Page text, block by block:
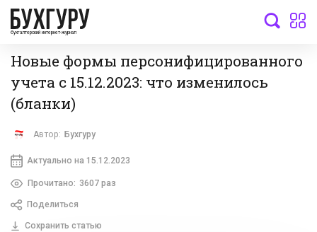
бухгалтерский интернет-журнал
Новые формы персонифицированного
учета с 15.12.2023: что изменилось
(бланки)
Автор: Бухгуру
Актуально на 15.12.2023
Прочитано: 3607 раз
Поделиться
Сохранить статью